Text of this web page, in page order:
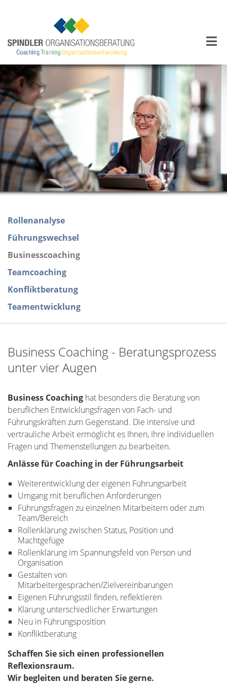
Rollenanalyse
Führungswechsel
Businesscoaching
Teamcoaching
Konfliktberatung
Teamentwicklung
Business Coaching - Beratungsprozess
unter vier Augen
Business Coaching hat besonders die Beratung von
beruflichen Entwicklungsfragen von Fach- und
Führungskräften zum Gegenstand. Die intensive und
vertrauliche Arbeit ermöglicht es Ihnen, Ihre individuellen
Fragen und Themenstellungen zu bearbeiten.
Anlässe für Coaching in der Führungsarbeit
Weiterentwicklung der eigenen Führungsarbeit
Umgang mit beruflichen Anforderungen
Führungsfragen zu einzelnen Mitarbeitern oder zum
Team/Bereich
Rollenklärung zwischen Status, Position und
Machtgefüge
Rollenklärung im Spannungsfeld von Person und
Organisation
Gestalten von
Mitarbeitergesprächen/Zielvereinbarungen
Eigenen Führungsstil finden, reflektieren
Klärung unterschiedlicher Erwartungen
Neu in Führungsposition
Konfliktberatung
Schaffen Sie sich einen professionellen
Reflexionsraum.
Wir begleiten und beraten Sie gerne.